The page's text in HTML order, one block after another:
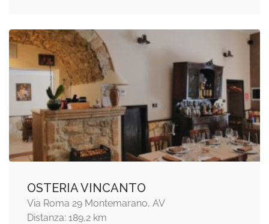
OSTERIA VINCANTO
Via Roma 29 Montemarano, AV
Distanza: 189,2 km